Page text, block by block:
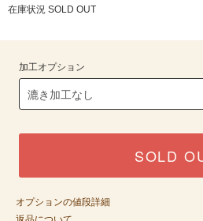
在庫状況 SOLD OUT
加工オプション
SOLD
オプションの値段詳細